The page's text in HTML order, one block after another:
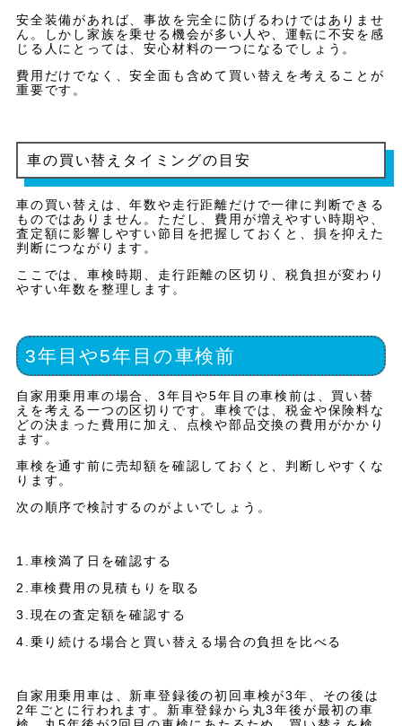
安全装備があれば、事故を完全に防げるわけではありませ
ん。しかし家族を乗せる機会が多い人や、運転に不安を感
じる人にとっては、安心材料の一つになるでしょう。
費用だけでなく、安全面も含めて買い替えを考えることが
重要です。
車の買い替えタイミングの目安
車の買い替えは、年数や走行距離だけで一律に判断できる
ものではありません。ただし、費用が増えやすい時期や、
査定額に影響しやすい節目を把握しておくと、損を抑えた
判断につながります。
ここでは、車検時期、走行距離の区切り、税負担が変わり
やすい年数を整理します。
3年目や5年目の車検前
自家用乗用車の場合、3年目や5年目の車検前は、買い替
えを考える一つの区切りです。車検では、税金や保険料な
どの決まった費用に加え、点検や部品交換の費用がかかり
ます。
車検を通す前に売却額を確認しておくと、判断しやすくな
ります。
次の順序で検討するのがよいでしょう。
1.車検満了日を確認する
2.車検費用の見積もりを取る
3.現在の査定額を確認する
4.乗り続ける場合と買い替える場合の負担を比べる
自家用乗用車は、新車登録後の初回車検が3年、その後は
2年ごとに行われます。新車登録から丸3年後が最初の車